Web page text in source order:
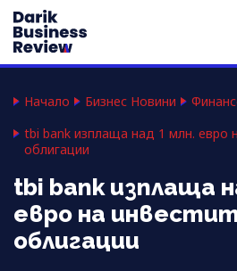
Начало Бизнес Новини
tbi bank изплаща над 1 млн. евро
облигации
tbi bank изплаща
евро на
облигации